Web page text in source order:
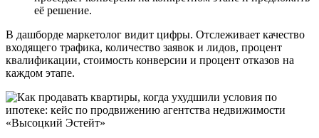
её решение.
В дашборде маркетолог видит цифры. Отслеживает качество
входящего трафика, количество заявок и лидов, процент
квалификации, стоимость конверсии и процент отказов на
каждом этапе.